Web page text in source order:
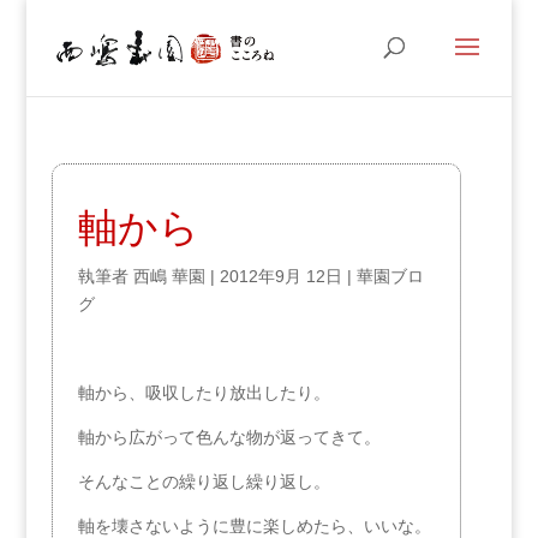
軸から
執筆者 西嶋 華園 | 2012年9月 12日 | 華園ブロ
グ
軸から、吸収したり放出したり。
軸から広がって色んな物が返ってきて。
そんなことの繰り返し繰り返し。
軸を壊さないように豊に楽しめたら、いいな。